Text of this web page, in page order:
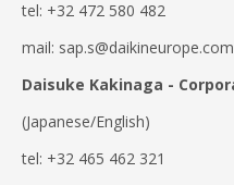
tel: +32 472 580 482
mail: sap.s@daikineurope.com
Daisuke Kakinaga -
(Japanese/English)
tel: +32 465 462 321